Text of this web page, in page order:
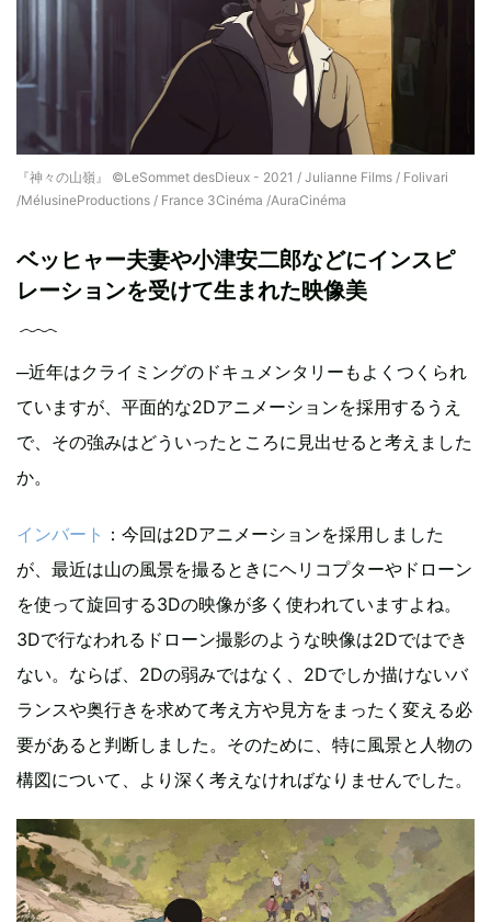
『神々の山嶺』 ©LeSommet desDieux - 2021 / Julianne Films / Folivari
/MélusineProductions / France 3Cinéma /AuraCinéma
ベッヒャー夫妻や小津安二郎などにインスピ
レーションを受けて生まれた映像美
─近年はクライミングのドキュメンタリーもよくつくられ
ていますが、平面的な2Dアニメーションを採用するうえ
で、その強みはどういったところに見出せると考えました
か。
インバート ：今回は2Dアニメーションを採用しました
が、最近は山の風景を撮るときにヘリコプターやドローン
を使って旋回する3Dの映像が多く使われていますよね。
3Dで行なわれるドローン撮影のような映像は2Dではでき
ない。ならば、2Dの弱みではなく、2Dでしか描けないバ
ランスや奥行きを求めて考え方や見方をまったく変える必
要があると判断しました。そのために、特に風景と人物の
構図について、より深く考えなければなりませんでした。